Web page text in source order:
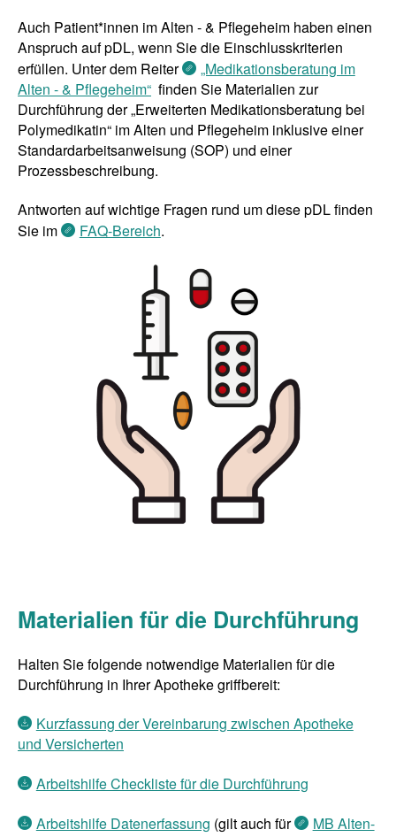
Auch Patient*innen im Alten - & Pflegeheim haben einen
Anspruch auf pDL, wenn Sie die Einschlusskriterien
erfüllen. Unter dem Reiter
„Medikationsberatung im
Alten - & Pflegeheim“ finden Sie Materialien zur
Durchführung der „Erweiterten Medikationsberatung bei
Polymedikatin“ im Alten und Pflegeheim inklusive einer
Standardarbeitsanweisung (SOP) und einer
Prozessbeschreibung.
Antworten auf wichtige Fragen rund um diese pDL finden
Sie im
FAQ-Bereich.
Materialien für die Durchführung
Halten Sie folgende notwendige Materialien für die
Durchführung in Ihrer Apotheke griffbereit:
Kurzfassung der Vereinbarung zwischen Apotheke
und Versicherten
Arbeitshilfe Checkliste für die Durchführung
Arbeitshilfe Datenerfassung (gilt auch für
MB Alten-